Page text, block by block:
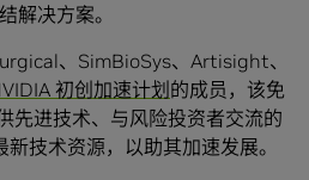
解决方案。
、SimBioSys、Artisight、
初创加速计划 的成员，该免
先进技术、与风险投资者交流的
技术资源，以助其加速发展。